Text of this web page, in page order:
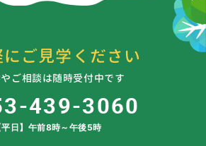
ご見学ください
ご相談は随時受付中です
439-3060
平日】午前8時～午後5時